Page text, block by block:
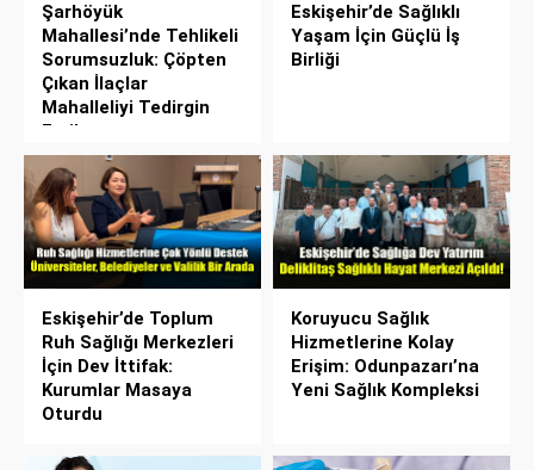
Şarhöyük
Mahallesi’nde Tehlikeli
Sorumsuzluk: Çöpten
Çıkan İlaçlar
Mahalleliyi Tedirgin
Etti!
Eskişehir’de Sağlıklı
Yaşam İçin Güçlü İş
Birliği
Eskişehir’de Toplum
Ruh Sağlığı Merkezleri
İçin Dev İttifak:
Kurumlar Masaya
Oturdu
Koruyucu Sağlık
Hizmetlerine Kolay
Erişim: Odunpazarı’na
Yeni Sağlık Kompleksi